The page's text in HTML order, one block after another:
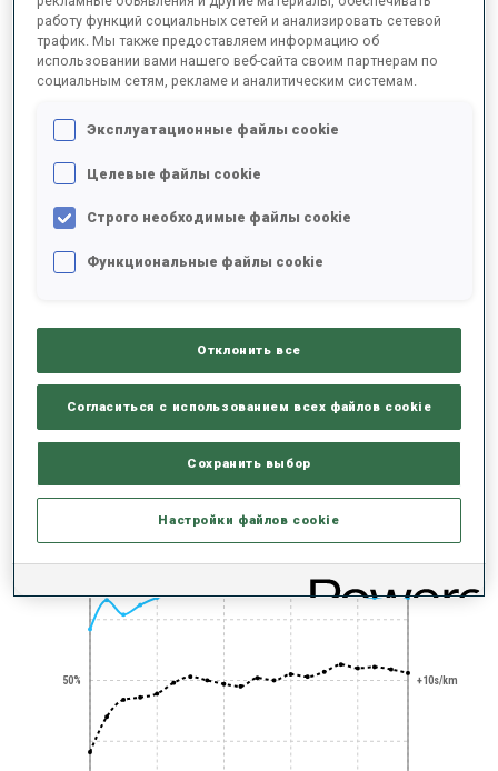
ЛЫЖНЫЙ ХОД - ОТСТАВАНИЕ ОТ ЛИДЕРА +9.4 s/km
СТРЕЛЬБА ЛЕЖА
СТРЕЛЬБА СТОЯ
ВЫСШИЕ ДОСТИЖЕНИЯ СЕЗОНА
РЕЗУЛЬТАТЫ - ТЕНДЕНЦИЯ
50% +10s/km
работу функций социальных сетей и анализировать сетевой
трафик. Мы также предоставляем информацию об
использовании вами нашего веб-сайта своим партнерам по
социальным сетям, рекламе и аналитическим системам.
Эксплуатационные файлы cookie
Целевые файлы cookie
Строго необходимые файлы cookie
Функциональные файлы cookie
Отклонить все
Согласиться с использованием всех файлов cookie
Сохранить выбор
Настройки файлов cookie